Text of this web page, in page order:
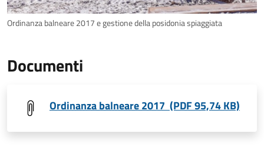
Ordinanza balneare 2017 e gestione della posidonia spiaggiata
Documenti
Ordinanza balneare 2017 (PDF 95,74 KB)